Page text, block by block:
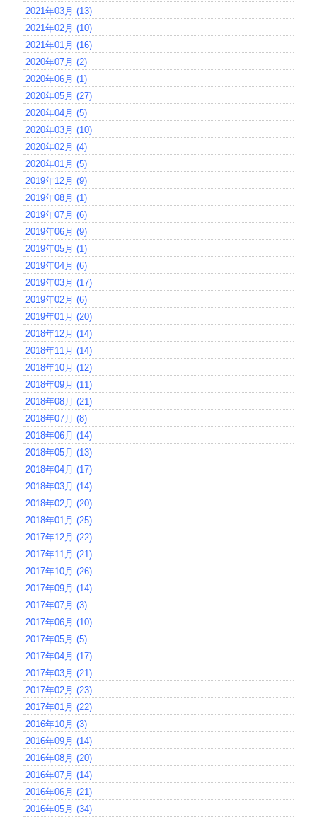
2021年03月 (13)
2021年02月 (10)
2021年01月 (16)
2020年07月 (2)
2020年06月 (1)
2020年05月 (27)
2020年04月 (5)
2020年03月 (10)
2020年02月 (4)
2020年01月 (5)
2019年12月 (9)
2019年08月 (1)
2019年07月 (6)
2019年06月 (9)
2019年05月 (1)
2019年04月 (6)
2019年03月 (17)
2019年02月 (6)
2019年01月 (20)
2018年12月 (14)
2018年11月 (14)
2018年10月 (12)
2018年09月 (11)
2018年08月 (21)
2018年07月 (8)
2018年06月 (14)
2018年05月 (13)
2018年04月 (17)
2018年03月 (14)
2018年02月 (20)
2018年01月 (25)
2017年12月 (22)
2017年11月 (21)
2017年10月 (26)
2017年09月 (14)
2017年07月 (3)
2017年06月 (10)
2017年05月 (5)
2017年04月 (17)
2017年03月 (21)
2017年02月 (23)
2017年01月 (22)
2016年10月 (3)
2016年09月 (14)
2016年08月 (20)
2016年07月 (14)
2016年06月 (21)
2016年05月 (34)